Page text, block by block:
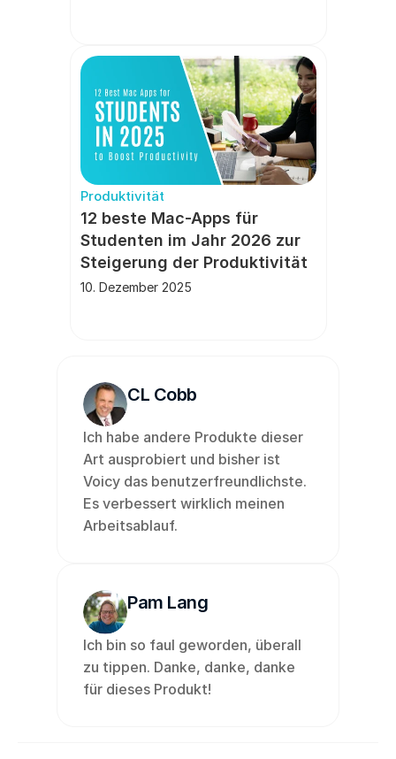
Produktivität
12 beste Mac-Apps für
Studenten im Jahr 2026 zur
Steigerung der Produktivität
10. Dezember 2025
CL Cobb
Ich habe andere Produkte dieser
Art ausprobiert und bisher ist
Voicy das benutzerfreundlichste.
Es verbessert wirklich meinen
Arbeitsablauf.
Pam Lang
Ich bin so faul geworden, überall
zu tippen. Danke, danke, danke
für dieses Produkt!